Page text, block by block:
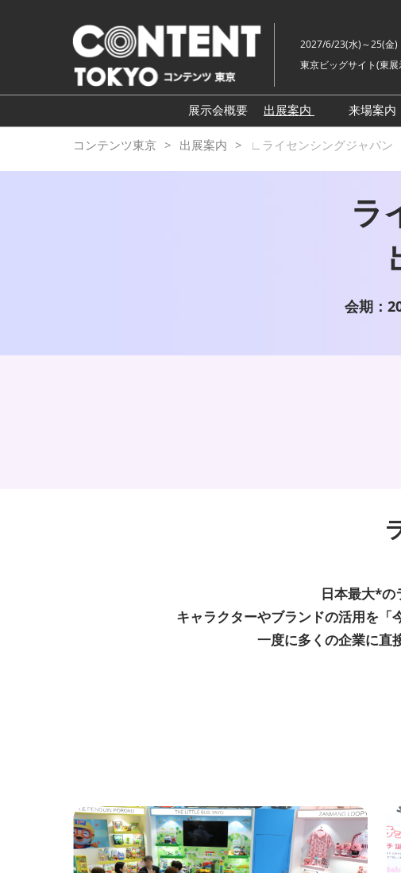
キ
ッ
プ
し
進
む
2027/6/23(水)～25(金)
東京ビッグサイト(東展
展示会概要
出展案内
∟ライセンシングジ
∟クリエイターEXPO
∟CONTENT Hub
∟ショート動画・シ
来場案内
∟ラ
∟ク
∟ブ
∟シ
ド
交通
展
コンテンツ東京 出展案内 ∟ライセンシングジャパン
ラ
会期：
日本最大*の
キャラクターやブランドの活用を「
一度に多くの企業に直